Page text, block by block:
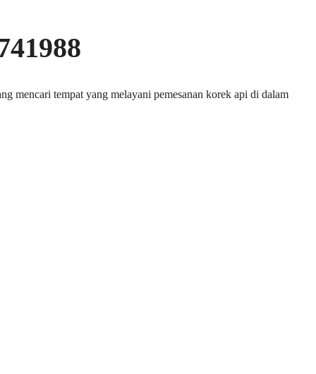
mencari tempat yang melayani pemesanan korek api di dalam